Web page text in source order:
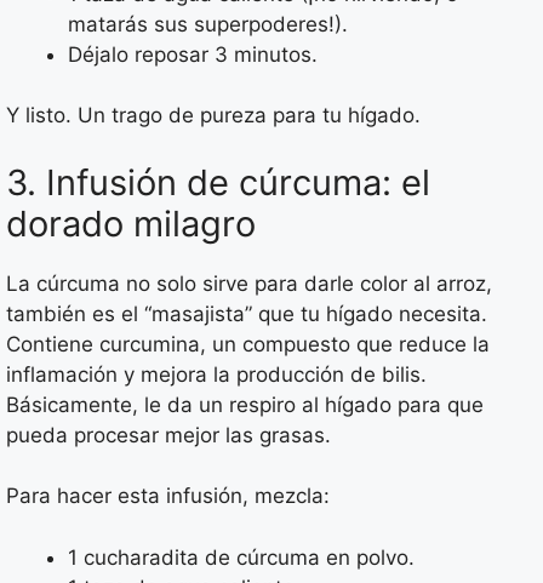
matarás sus superpoderes!).
Déjalo reposar 3 minutos.
Y listo. Un trago de pureza para tu hígado.
3. Infusión de cúrcuma: el
dorado milagro
La cúrcuma no solo sirve para darle color al arroz,
también es el “masajista” que tu hígado necesita.
Contiene curcumina, un compuesto que reduce la
inflamación y mejora la producción de bilis.
Básicamente, le da un respiro al hígado para que
pueda procesar mejor las grasas.
Para hacer esta infusión, mezcla:
1 cucharadita de cúrcuma en polvo.